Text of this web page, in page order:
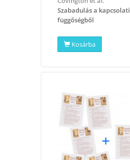
Szabadulás a kapcsolati
függőségből
Kosárba